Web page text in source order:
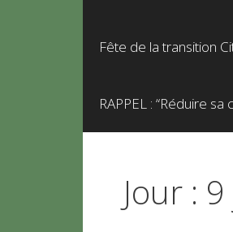
Fête de la transition
RAPPEL : “Réduire
Jour :